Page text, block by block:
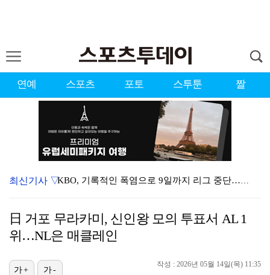
연예 스포츠 포토 스투툰 짤
KBO, 기록적인 폭염으로 9일까지 리그 중단…내달 6…
대한축구협회, 외국인 심판 7차례 성접대 의혹…이 기간…
3승 사냥 시동 건 서교림 "샷·퍼트 만족스러워…좋은 …
최신기사 ▽
日 거포 무라카미, 신인왕 모의 투표서 AL 1
위…NL은 매클레인
작성 : 2026년 05월 14일(목) 11:35
가+ 가-